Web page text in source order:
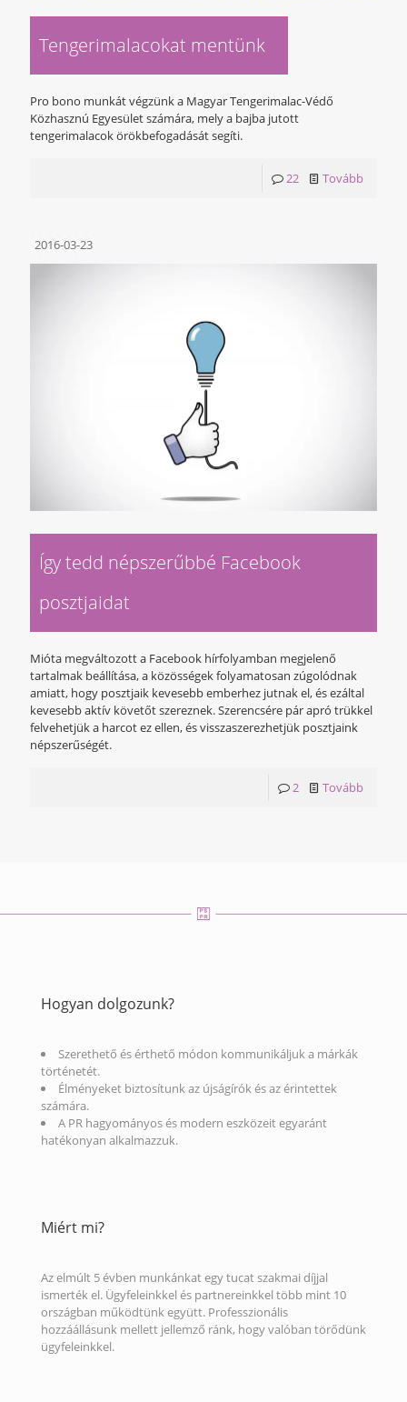
Tengerimalacokat mentünk
Pro bono munkát végzünk a Magyar Tengerimalac-Védő
Közhasznú Egyesület számára, mely a bajba jutott
tengerimalacok örökbefogadását segíti.
22 Tovább
2016-03-23
Így tedd népszerűbbé Facebook
posztjaidat
Mióta megváltozott a Facebook hírfolyamban megjelenő
tartalmak beállítása, a közösségek folyamatosan zúgolódnak
amiatt, hogy posztjaik kevesebb emberhez jutnak el, és ezáltal
kevesebb aktív követőt szereznek. Szerencsére pár apró trükkel
felvehetjük a harcot ez ellen, és visszaszerezhetjük posztjaink
népszerűségét.
2 Tovább
Hogyan dolgozunk?
Szerethető és érthető módon kommunikáljuk a márkák
történetét.
Élményeket biztosítunk az újságírók és az érintettek
számára.
A PR hagyományos és modern eszközeit egyaránt
hatékonyan alkalmazzuk.
Miért mi?
Az elmúlt 5 évben munkánkat egy tucat szakmai díjjal
ismerték el. Ügyfeleinkkel és partnereinkkel több mint 10
országban működtünk együtt. Professzionális
hozzáállásunk mellett jellemző ránk, hogy valóban törődünk
ügyfeleinkkel.